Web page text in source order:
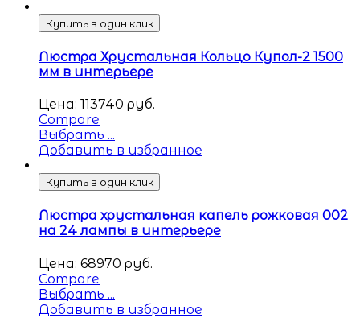
Купить в один клик
Люстра Хрустальная Кольцо Купол-2 1500
мм в интерьере
Цена: 113740 руб.
Compare
Выбрать ...
Добавить в избранное
Купить в один клик
Люстра хрустальная капель рожковая 002
на 24 лампы в интерьере
Цена: 68970 руб.
Compare
Выбрать ...
Добавить в избранное